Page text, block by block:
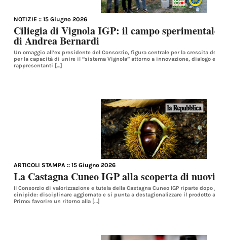
NOTIZIE :: 15 Giugno 2026
Ciliegia di Vignola IGP: il campo sperimentale
di Andrea Bernardi
Un omaggio all’ex presidente del Consorzio, figura centrale per la crescita della
per la capacità di unire il “sistema Vignola” attorno a innovazione, dialogo e
rappresentanti […]
ARTICOLI STAMPA :: 15 Giugno 2026
La Castagna Cuneo IGP alla scoperta di nuovi
Il Consorzio di valorizzazione e tutela della Castagna Cuneo IGP riparte dopo gli
cinipide: disciplinare aggiornato e si punta a destagionalizzare il prodotto
Primo: favorire un ritorno alla […]